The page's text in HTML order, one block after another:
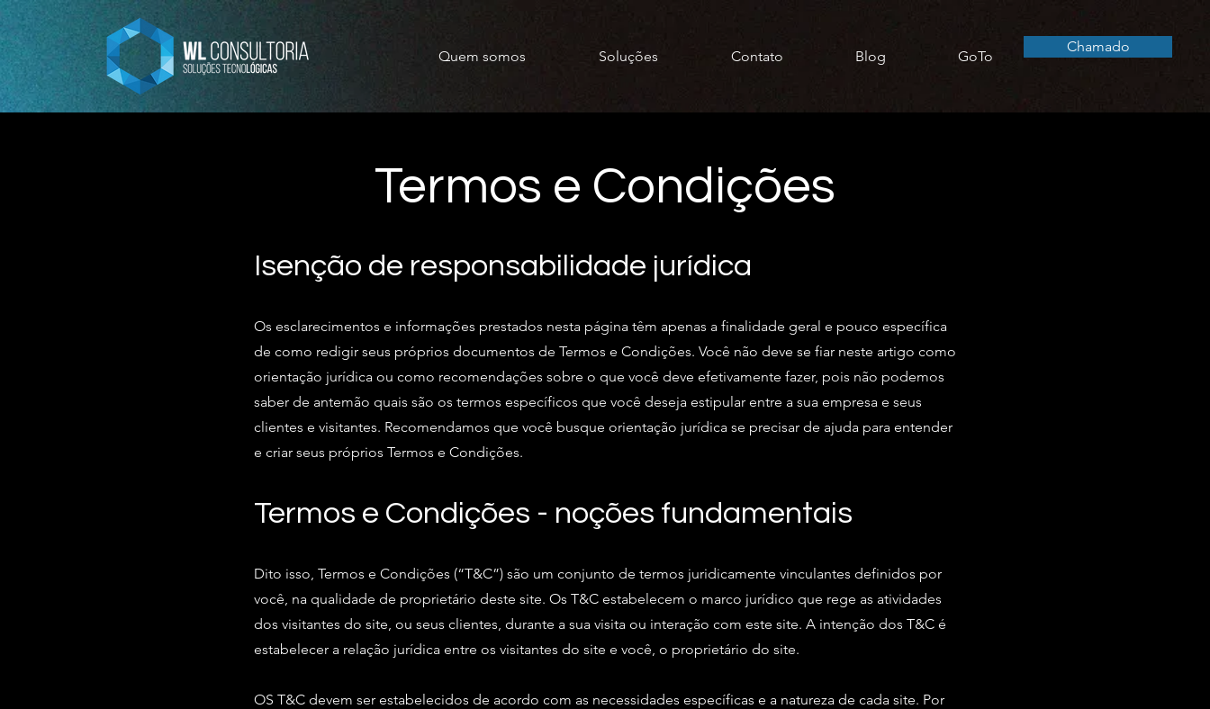
Quem somos Soluções Contato Blog GoTo
Chamado
Termos e Condições
Isenção de responsabilidade jurídica
Os esclarecimentos e informações prestados nesta página têm apenas a finalidade geral e pouco específica
de como redigir seus próprios documentos de Termos e Condições. Você não deve se fiar neste artigo como
orientação jurídica ou como recomendações sobre o que você deve efetivamente fazer, pois não podemos
saber de antemão quais são os termos específicos que você deseja estipular entre a sua empresa e seus
clientes e visitantes. Recomendamos que você busque orientação jurídica se precisar de ajuda para entender
e criar seus próprios Termos e Condições.
Termos e Condições - noções fundamentais
Dito isso, Termos e Condições (“T&C”) são um conjunto de termos juridicamente vinculantes definidos por
você, na qualidade de proprietário deste site. Os T&C estabelecem o marco jurídico que rege as atividades
dos visitantes do site, ou seus clientes, durante a sua visita ou interação com este site. A intenção dos T&C é
estabelecer a relação jurídica entre os visitantes do site e você, o proprietário do site.
OS T&C devem ser estabelecidos de acordo com as necessidades específicas e a natureza de cada site. Por